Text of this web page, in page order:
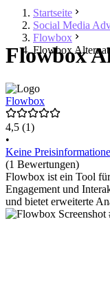
Startseite
Social Media
Flowbox
Flowbox
Flowbox
Flowbox
4,5 (1)
•
Keine
(1 Bewertungen)
Flowbox ist ein Tool
Engagement und
und bietet erweiterte